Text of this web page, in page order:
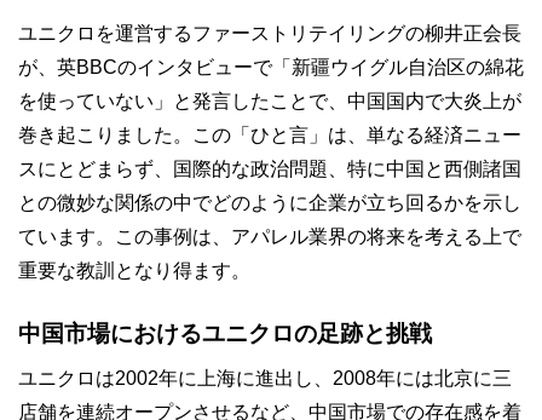
ユニクロを運営するファーストリテイリングの柳井正会長
が、英BBCのインタビューで「新疆ウイグル自治区の綿花
を使っていない」と発言したことで、中国国内で大炎上が
巻き起こりました。この「ひと言」は、単なる経済ニュー
スにとどまらず、国際的な政治問題、特に中国と西側諸国
との微妙な関係の中でどのように企業が立ち回るかを示し
ています。この事例は、アパレル業界の将来を考える上で
重要な教訓となり得ます。
中国市場におけるユニクロの足跡と挑戦
ユニクロは2002年に上海に進出し、2008年には北京に三
店舗を連続オープンさせるなど、中国市場での存在感を着